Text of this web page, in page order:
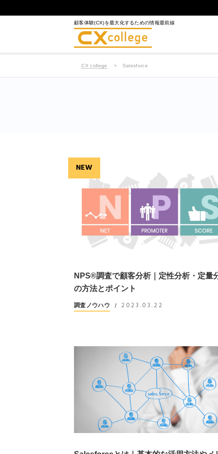
顧客体験(CX)を最大化するための情報最前線
CX college Salesforce
NPS®調査で顧客分析｜定性分析・定量
の方法とポイント
調査ノウハウ / 2023.03.22